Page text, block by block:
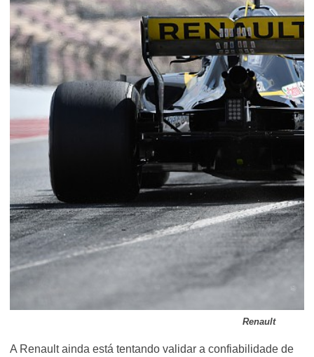
Renault
A Renault ainda está tentando validar a confiabilidade de